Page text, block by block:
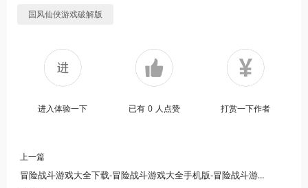
国风仙侠游戏破解版
进入体验一下 已有 0 人点赞 打赏一下作者
上一篇
冒险战斗游戏大全下载-冒险战斗游戏大全手机版-冒险战斗游戏大全版本下载